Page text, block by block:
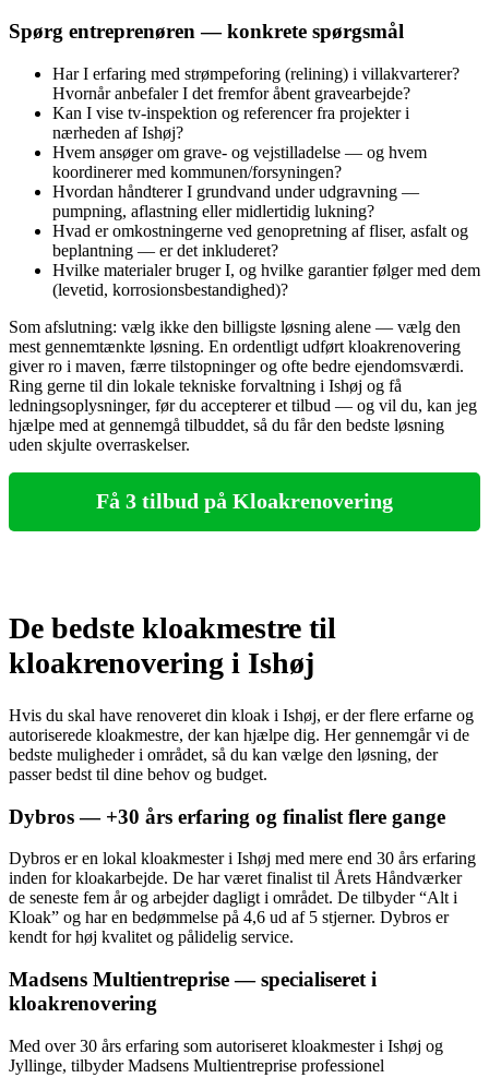
Spørg entreprenøren — konkrete spørgsmål
Har I erfaring med strømpeforing (relining) i villakvarterer?
Hvornår anbefaler I det fremfor åbent gravearbejde?
Kan I vise tv‑inspektion og referencer fra projekter i
nærheden af Ishøj?
Hvem ansøger om grave‑ og vejstilladelse — og hvem
koordinerer med kommunen/forsyningen?
Hvordan håndterer I grundvand under udgravning —
pumpning, aflastning eller midlertidig lukning?
Hvad er omkostningerne ved genopretning af fliser, asfalt og
beplantning — er det inkluderet?
Hvilke materialer bruger I, og hvilke garantier følger med dem
(levetid, korrosionsbestandighed)?
Som afslutning: vælg ikke den billigste løsning alene — vælg den
mest gennemtænkte løsning. En ordentligt udført kloakrenovering
giver ro i maven, færre tilstopninger og ofte bedre ejendomsværdi.
Ring gerne til din lokale tekniske forvaltning i Ishøj og få
ledningsoplysninger, før du accepterer et tilbud — og vil du, kan jeg
hjælpe med at gennemgå tilbuddet, så du får den bedste løsning
uden skjulte overraskelser.
Få 3 tilbud på Kloakrenovering
De bedste kloakmestre til
kloakrenovering i Ishøj
Hvis du skal have renoveret din kloak i Ishøj, er der flere erfarne og
autoriserede kloakmestre, der kan hjælpe dig. Her gennemgår vi de
bedste muligheder i området, så du kan vælge den løsning, der
passer bedst til dine behov og budget.
Dybros — +30 års erfaring og finalist flere gange
Dybros er en lokal kloakmester i Ishøj med mere end 30 års erfaring
inden for kloakarbejde. De har været finalist til Årets Håndværker
de seneste fem år og arbejder dagligt i området. De tilbyder “Alt i
Kloak” og har en bedømmelse på 4,6 ud af 5 stjerner. Dybros er
kendt for høj kvalitet og pålidelig service.
Madsens Multientreprise — specialiseret i
kloakrenovering
Med over 30 års erfaring som autoriseret kloakmester i Ishøj og
Jyllinge, tilbyder Madsens Multientreprise professionel